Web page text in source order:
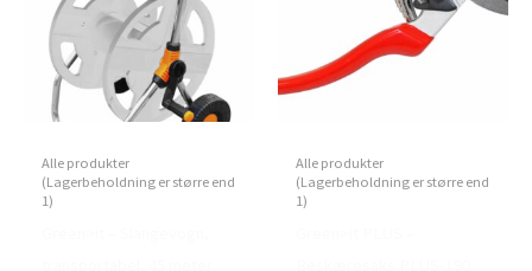
Alle produkter
(Lagerbeholdning er større end
1)
Alle produkter
(Lagerbeholdning er større end
1)